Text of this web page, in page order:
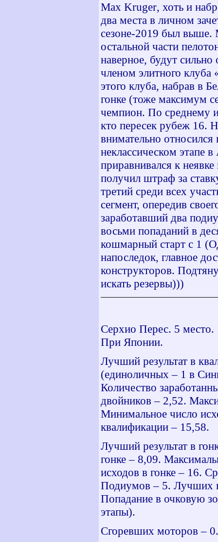
Max Kruger, хоть и
два места в личном
сезоне-2019 был выше.
остальной части
наверное, будут сильно
членом элитного
этого клуба, набрав в
гонке (тоже максимум
чемпион. По среднему
кто пересек рубеж 16.
внимательно
неклассическом этапе
приравнивался к
получил штраф за
третий среди всех
сегмент, опередив
заработавший два
восьми попаданий в
кошмарный старт с 1
напоследок, главное
конструкторов.
искать резервы)))
Серхио Перес. 5
При Японии.
Лучший результат в
(единоличных – 1 в
Количество
двойников – 2,52.
Минимальное число
квалификации – 15,58.
Лучший результат в
гонке – 8,09.
исходов в гонке – 16.
Подиумов – 5. Лучших
Попадание в очковую
этапы).
Сгоревших моторов –